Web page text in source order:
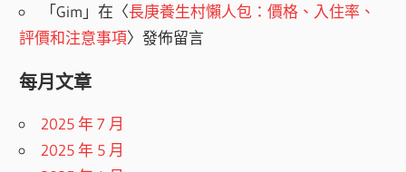
「Gim 」在〈長庚養生村懶人包：價格、入住率、
評價和注意事項〉發佈留言
每月文章
2025 年 7 月
2025 年 5 月